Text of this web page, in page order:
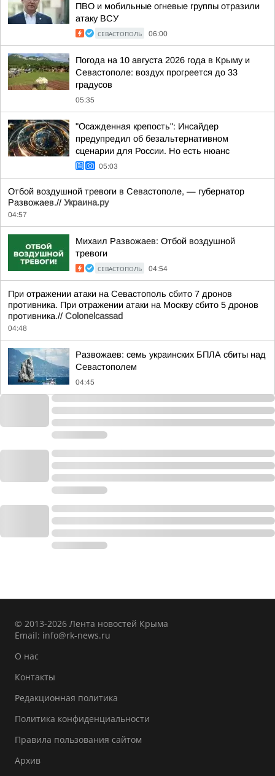
ПВО и мобильные огневые группы отразили
атаку ВСУ
СЕВАСТОПОЛЬ 06:00
Погода на 10 августа 2026 года в Крыму и
Севастополе: воздух прогреется до 33
градусов
05:35
"Осажденная крепость": Инсайдер
предупредил об безальтернативном
сценарии для России. Но есть нюанс
05:03
Отбой воздушной тревоги в Севастополе, — губернатор
Развожаев.// Украина.ру
04:57
Михаил Развожаев: Отбой воздушной
тревоги
СЕВАСТОПОЛЬ 04:54
При отражении атаки на Севастополь сбито 7 дронов
противника. При отражении атаки на Москву сбито 5 дронов
противника.// Colonelcassad
04:48
Развожаев: семь украинских БПЛА сбиты над
Севастополем
04:45
© 2013-2026 Лента новостей Крыма
Email: info@rk-news.ru
О нас
Контакты
Редакционная политика
Политика конфиденциальности
Правила пользования сайтом
Архив